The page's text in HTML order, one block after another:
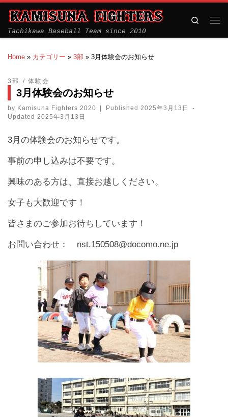
Tachikawa Baseball Team since 2010
Search
Home » カテゴリー » 3部 » 3月体験会のお知らせ
3部 体験会
3月体験会のお知らせ
by Kamisuna Fighters 2020 Published 2025年3月13日
-
Updated 2025年3月13日
3月の体験会のお知らせです。
事前の申し込みは不要です。
興味のある方は、直接お越しください。
女子も大歓迎です！
皆さまのご参加お待ちしています！
お問い合わせ： nst.150508@docomo.ne.jp